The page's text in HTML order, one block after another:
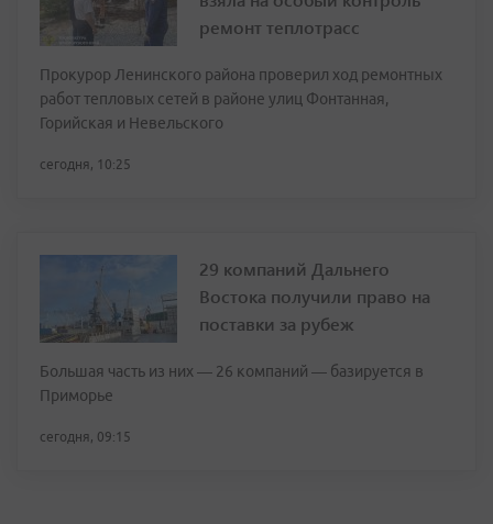
ремонт теплотрасс
Прокурор Ленинского района проверил ход ремонтных
работ тепловых сетей в районе улиц Фонтанная,
Горийская и Невельского
сегодня, 10:25
29 компаний Дальнего
Востока получили право на
поставки за рубеж
Большая часть из них — 26 компаний — базируется в
Приморье
сегодня, 09:15